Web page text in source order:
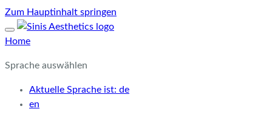
Zum Hauptinhalt springen
Home
Sprache auswählen
Aktuelle Sprache ist: de
en